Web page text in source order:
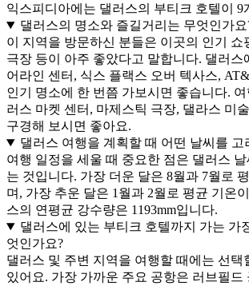
익스피디아에는 댈러스의 부티크 호텔이 9
댈러스의 명소와 즐길거리는 무엇인가요
이 지역을 방문하신 분들은 이곳의 인기 쇼
극장 등이 아주 좋았다고 말합니다. 댈러스
어라인 센터, 식스 플랙스 오버 텍사스,
인기 명소에 한 번쯤 가보시면 좋습니다.
러스 마켓 센터, 마제스틱 극장, 댈라스 미
구경해 보시면 좋아요.
댈러스 여행을 계획할 때 어떤 날씨를 고
여행 일정을 세울 때 중요한 점은 댈러스
는 것입니다. 가장 더운 달은 8월과 7월로 평
며, 가장 추운 달은 1월과 2월로 평균 기온
스의 연평균 강수량은 1193mm입니다.
댈러스에 있는 부티크 호텔까지 가는 가
엇인가요?
댈러스 및 주변 지역을 여행할 때에는 선택
있어요. 가장 가까운 주요 공항은 러브필드